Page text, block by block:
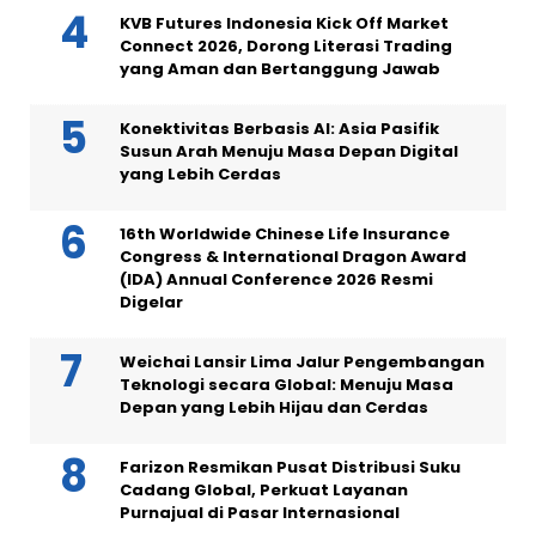
KVB Futures Indonesia Kick Off Market
Connect 2026, Dorong Literasi Trading
yang Aman dan Bertanggung Jawab
Konektivitas Berbasis AI: Asia Pasifik
Susun Arah Menuju Masa Depan Digital
yang Lebih Cerdas
16th Worldwide Chinese Life Insurance
Congress & International Dragon Award
(IDA) Annual Conference 2026 Resmi
Digelar
Weichai Lansir Lima Jalur Pengembangan
Teknologi secara Global: Menuju Masa
Depan yang Lebih Hijau dan Cerdas
Farizon Resmikan Pusat Distribusi Suku
Cadang Global, Perkuat Layanan
Purnajual di Pasar Internasional